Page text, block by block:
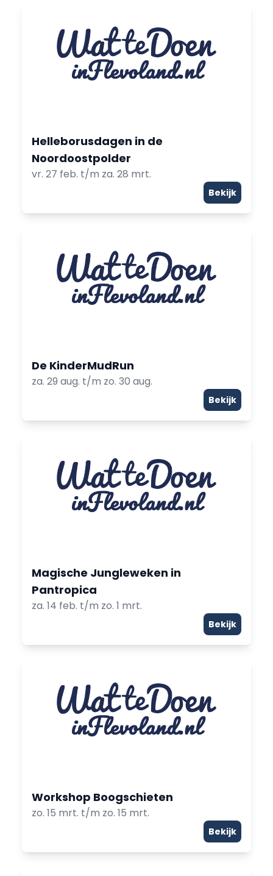
Helleborusdagen in de
Noordoostpolder
vr. 27 feb. t/m za. 28 mrt.
Bekijk
De KinderMudRun
za. 29 aug. t/m zo. 30 aug.
Bekijk
Magische Jungleweken in
Pantropica
za. 14 feb. t/m zo. 1 mrt.
Bekijk
Workshop Boogschieten
zo. 15 mrt. t/m zo. 15 mrt.
Bekijk